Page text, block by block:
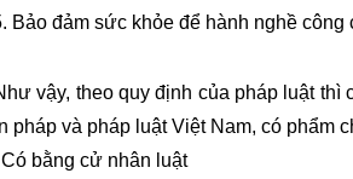
Bảo đảm sức khỏe để hành nghề công
vậy, theo quy định của pháp luật thì
pháp và pháp luật Việt Nam, có phẩm
Có bằng cử nhân luật